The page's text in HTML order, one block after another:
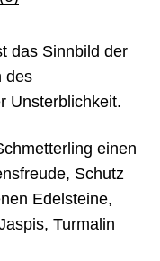
das Sinnbild der
des
Unsterblichkeit.
einen
Schutz
Edelsteine,
Turmalin